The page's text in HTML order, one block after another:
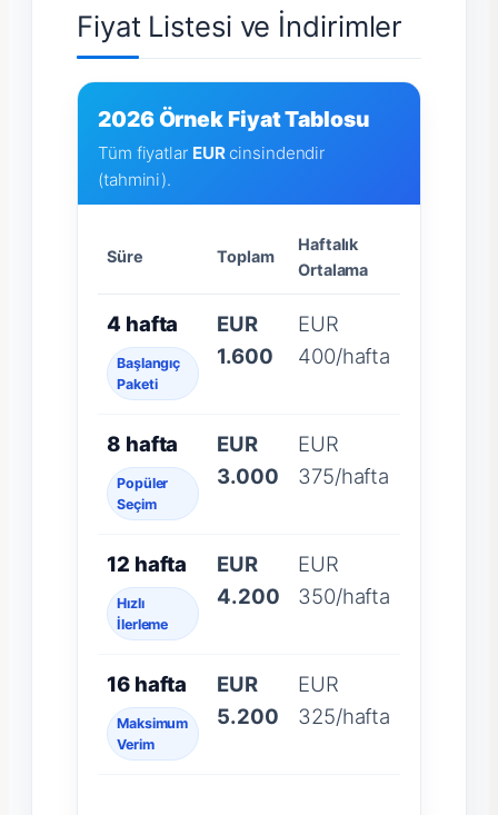
Fiyat Listesi ve İndirimler
2026 Örnek Fiyat Tablosu
Tüm fiyatlar EURcinsindendir
(tahmini).
Süre Toplam
Haftalık
Ortalama
4 hafta
Başlangıç
Paketi
EUR
1.600
EUR
400/hafta
8 hafta
Popüler
Seçim
EUR
3.000
EUR
375/hafta
12 hafta
Hızlı
İlerleme
EUR
4.200
EUR
350/hafta
16 hafta
Maksimum
Verim
EUR
5.200
EUR
325/hafta